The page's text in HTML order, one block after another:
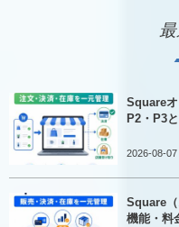
Squareオ
P2・P3
2026-08-07
Square
機能・料